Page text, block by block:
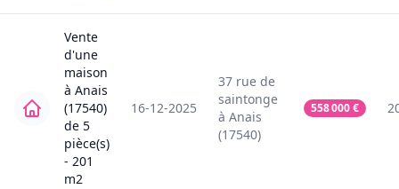
Vente
d'une
maison
à Anais
(17540)
de 5
pièce(s)
- 201
m2
16-12-2025
37 rue de
saintonge
à Anais
(17540)
558 000€